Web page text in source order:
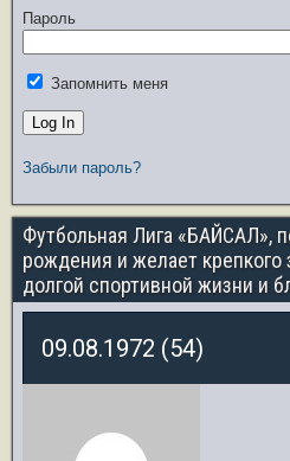
Пароль
Запомнить меня
Забыли пароль?
Футбольная Лига «БАЙСАЛ»,
рождения и желает крепкого
долгой спортивной жизни и
09.08.1972 (54)